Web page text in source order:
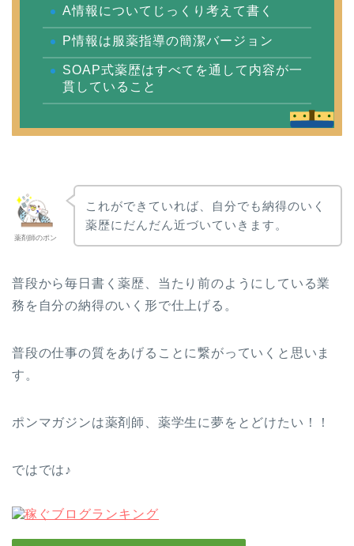
A情報についてじっくり考えて書く
P情報は服薬指導の簡潔バージョン
SOAP式薬歴はすべてを通して内容が一
貫していること
薬剤師のポン
これができていれば、自分でも納得のいく
薬歴にだんだん近づいていきます。
普段から毎日書く薬歴、当たり前のようにしている業
務を自分の納得のいく形で仕上げる。
普段の仕事の質をあげることに繋がっていくと思いま
す。
ポンマガジンは薬剤師、薬学生に夢をとどけたい！！
ではでは♪